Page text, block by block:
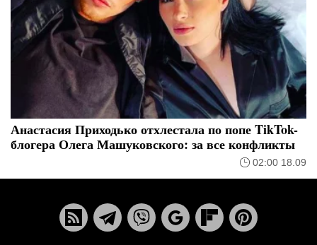
Анастасия Приходько отхлестала по попе TikTok-
блогера Олега Машуковского: за все конфликты
02:00 18.09